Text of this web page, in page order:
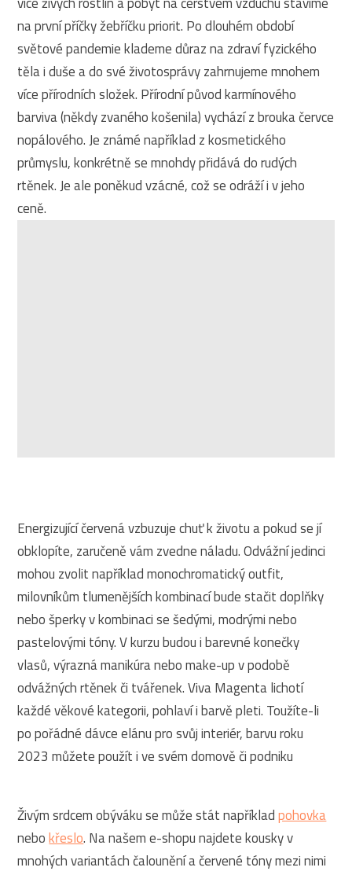
na první příčky žebříčku priorit. Po dlouhém období
světové pandemie klademe důraz na zdraví fyzického
těla i duše a do své životosprávy zahrnujeme mnohem
více přírodních složek. Přírodní původ karmínového
barviva (někdy zvaného košenila) vychází z brouka červce
nopálového. Je známé například z kosmetického
průmyslu, konkrétně se mnohdy přidává do rudých
rtěnek. Je ale poněkud vzácné, což se odráží i v jeho
ceně.
Energizující červená vzbuzuje chuť k životu a pokud se jí
obklopíte, zaručeně vám zvedne náladu. Odvážní jedinci
mohou zvolit například monochromatický outfit,
milovníkům tlumenějších kombinací bude stačit doplňky
nebo šperky v kombinaci se šedými, modrými nebo
pastelovými tóny. V kurzu budou i barevné konečky
vlasů, výrazná manikúra nebo make-up v podobě
odvážných rtěnek či tvářenek. Viva Magenta lichotí
každé věkové kategorii, pohlaví i barvě pleti. Toužíte-li
po pořádné dávce elánu pro svůj interiér, barvu roku
2023 můžete použít i ve svém domově či podniku
Živým srdcem obýváku se může stát napříkladpohovka
nebokřeslo. Na našem e-shopu najdete kousky v
mnohých variantách čalounění a červené tóny mezi nimi